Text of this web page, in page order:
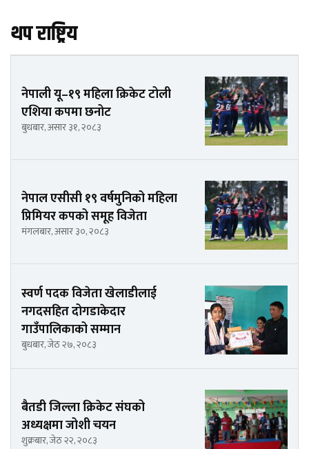
थप राष्ट्रिय
नेपाली यू–१९ महिला क्रिकेट टोली
एशिया कपमा छनोट
बुधबार, असार ३१, २०८३
नेपाल एसीसी १९ वर्षमुनिको महिला
प्रिमियर कपको समूह विजेता
मंगलबार, असार ३०, २०८३
स्वर्ण पदक विजेता खेलाडीलाई
नगदसहित दोगडाकेदार
गाउँपालिकाको सम्मान
बुधबार, जेठ २७, २०८३
बैतडी जिल्ला क्रिकेट संघको
अध्यक्षमा जोशी चयन
शुक्रबार, जेठ २२, २०८३